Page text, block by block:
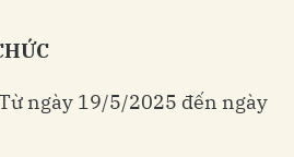
ngày 19/5/2025 đến ngày